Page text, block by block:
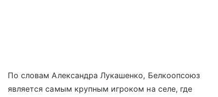
По словам Александра Лукашенко, Белкоопсоюз
является самым крупным игроком на селе, где